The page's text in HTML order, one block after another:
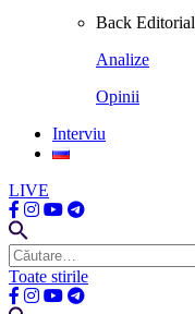
Back Editorial
Analize
Opinii
Interviu
LIVE
Caută
după:
Toate stirile